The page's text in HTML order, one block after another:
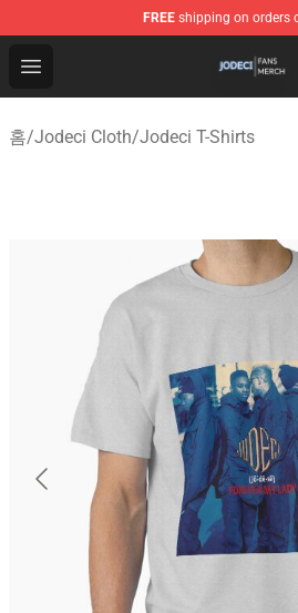
FREE shipping on orders
Open menu
Jodeci Shop - Official Jodeci
홈/Jodeci Cloth/Jodeci T-Shirts